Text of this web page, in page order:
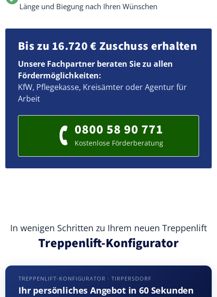
Länge und Biegung nach Ihren Wünschen
Bis zu 16.720 € Zuschuss erhalten
Unsere Fachpartner beraten Sie zu allen
Fördermöglichkeiten:
KfW, Pflegekasse, Kreisämter oder Agentur für
Arbeit
0800 58 90 771
Kostenlose Förderberatung
In wenigen Schritten zu Ihrem neuen Treppenlift
Treppenlift-Konfigurator
TREPPENLIFT-KONFIGURATOR · TIRPERSDORF
Ihr persönliches Angebot in 60 Sekunden